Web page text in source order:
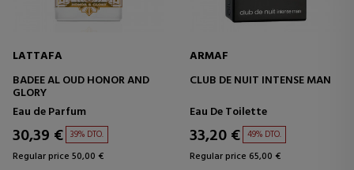
LATTAFA
BADEE AL OUD HONOR AND
GLORY
Eau de Parfum
30,39 € 39% DTO.
Regular price 50,00 €
ARMAF
CLUB DE NUIT INTENSE MAN
Eau De Toilette
33,20 € 49% DTO.
Regular price 65,00 €